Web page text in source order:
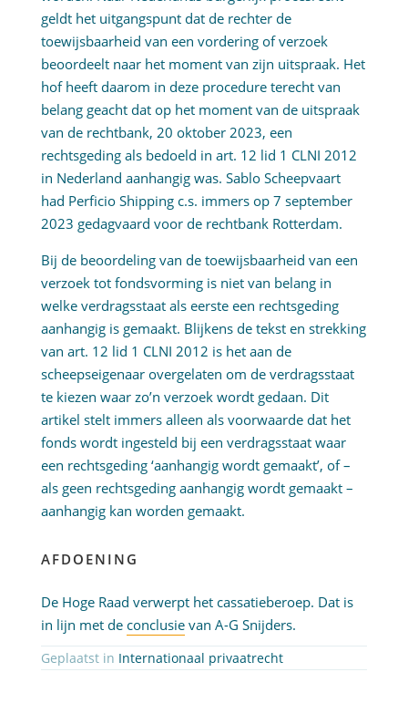
geldt het uitgangspunt dat de rechter de
toewijsbaarheid van een vordering of verzoek
beoordeelt naar het moment van zijn uitspraak. Het
hof heeft daarom in deze procedure terecht van
belang geacht dat op het moment van de uitspraak
van de rechtbank, 20 oktober 2023, een
rechtsgeding als bedoeld in art. 12 lid 1 CLNI 2012
in Nederland aanhangig was. Sablo Scheepvaart
had Perficio Shipping c.s. immers op 7 september
2023 gedagvaard voor de rechtbank Rotterdam.
Bij de beoordeling van de toewijsbaarheid van een
verzoek tot fondsvorming is niet van belang in
welke verdragsstaat als eerste een rechtsgeding
aanhangig is gemaakt. Blijkens de tekst en strekking
van art. 12 lid 1 CLNI 2012 is het aan de
scheepseigenaar overgelaten om de verdragsstaat
te kiezen waar zo’n verzoek wordt gedaan. Dit
artikel stelt immers alleen als voorwaarde dat het
fonds wordt ingesteld bij een verdragsstaat waar
een rechtsgeding ‘aanhangig wordt gemaakt’, of –
als geen rechtsgeding aanhangig wordt gemaakt –
aanhangig kan worden gemaakt.
AFDOENING
De Hoge Raad verwerpt het cassatieberoep. Dat is
in lijn met de conclusievan A-G Snijders.
Geplaatst in Internationaal privaatrecht